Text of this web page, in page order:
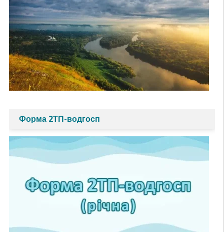
Форма 2ТП-водгосп